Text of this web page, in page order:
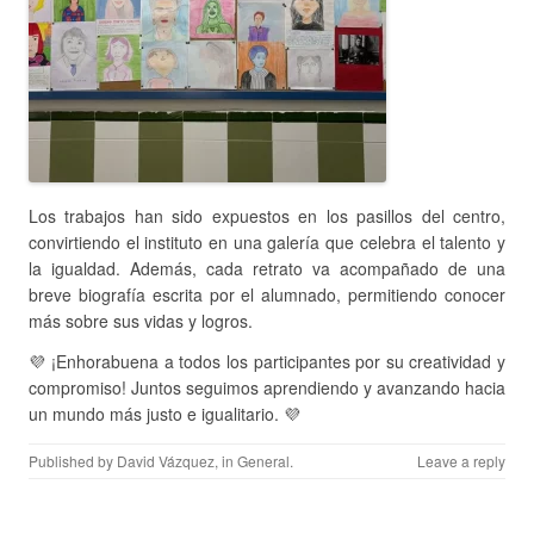
Los trabajos han sido expuestos en los pasillos del centro,
convirtiendo el instituto en una galería que celebra el talento y
la igualdad. Además, cada retrato va acompañado de una
breve biografía escrita por el alumnado, permitiendo conocer
más sobre sus vidas y logros.
💜 ¡Enhorabuena a todos los participantes por su creatividad y
compromiso! Juntos seguimos aprendiendo y avanzando hacia
un mundo más justo e igualitario. 💜
Published by David Vázquez, in General. Leave a reply